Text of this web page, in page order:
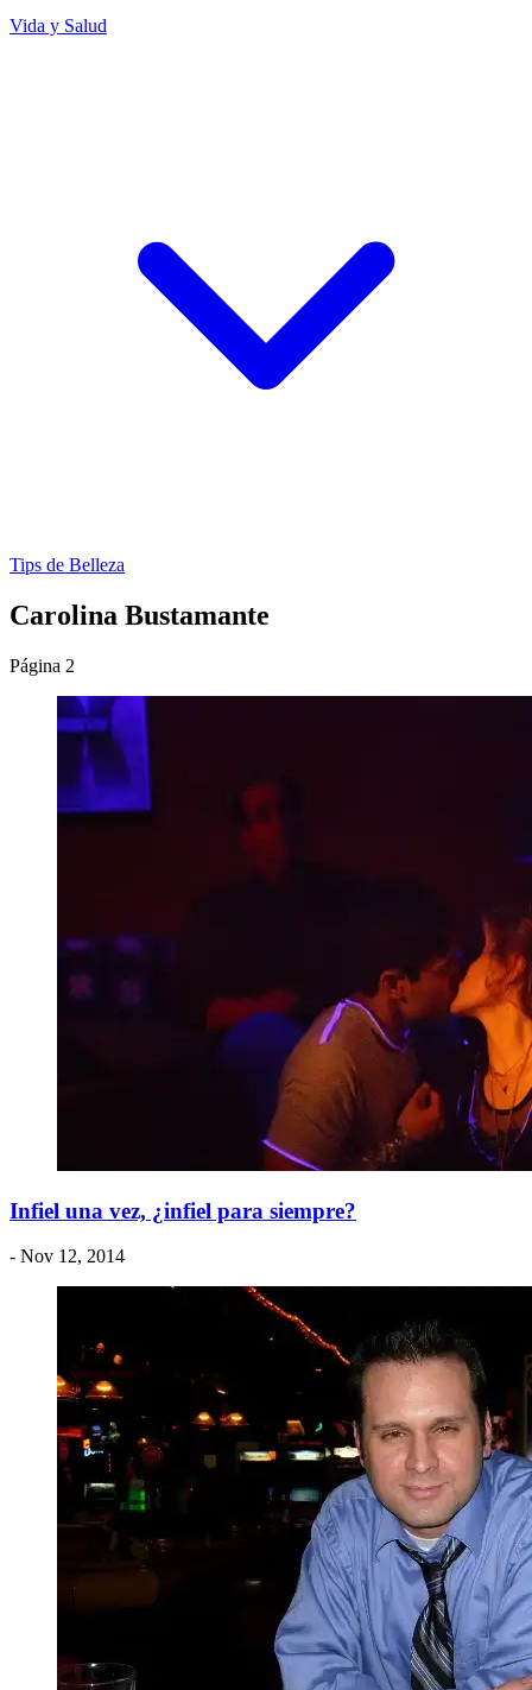
Vida y Salud
Tips de Belleza
Carolina Bustamante
Página 2
Infiel una vez, ¿infiel para siempre?
- Nov 12, 2014